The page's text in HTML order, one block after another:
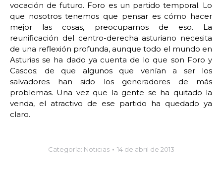
vocación de futuro. Foro es un partido temporal. Lo
que nosotros tenemos que pensar es cómo hacer
mejor las cosas, preocuparnos de eso. La
reunificación del centro-derecha asturiano necesita
de una reflexión profunda, aunque todo el mundo en
Asturias se ha dado ya cuenta de lo que son Foro y
Cascos; de que algunos que venían a ser los
salvadores han sido los generadores de más
problemas. Una vez que la gente se ha quitado la
venda, el atractivo de ese partido ha quedado ya
claro.
Categoría: Noticias 14 de abril de 2013